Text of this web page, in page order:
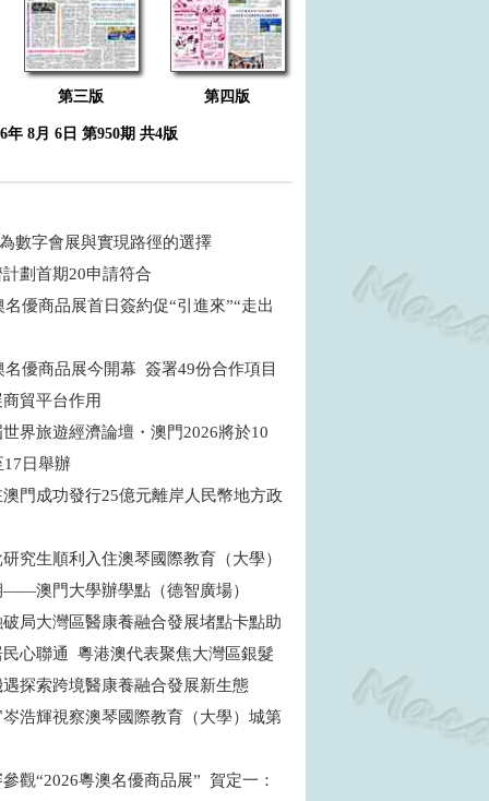
第三版 第四版
年 8月 6日 第950期 共4版
數字會展與實現路徑的選擇
劃首期20申請符合
名優商品展首日簽約促“引進來”“走出
名優商品展今開幕 簽署49份合作項目
貿平台作用
界旅遊經濟論壇・澳門2026將於10
17日舉辦
門成功發行25億元離岸人民幣地方政
究生順利入住澳琴國際教育（大學）
——澳門大學辦學點（德智廣場）
局大灣區醫康養融合發展堵點卡點助
心聯通 粵港澳代表聚焦大灣區銀髮
探索跨境醫康養融合發展新生態
浩輝視察澳琴國際教育（大學）城第
觀“2026粵澳名優商品展” 賀定一：